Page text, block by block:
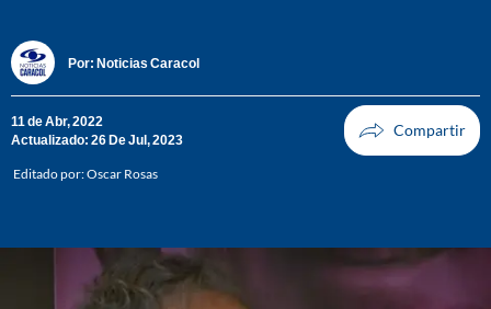
Por: Noticias Caracol
11 de Abr, 2022
Actualizado: 26 De Jul, 2023
Editado por:Oscar Rosas